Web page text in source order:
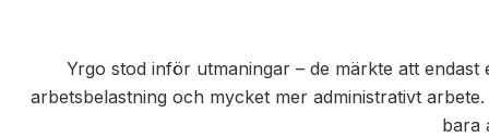
Yrgo stod inför utmaningar – de märkte att
arbetsbelastning och mycket mer administrativt
bara